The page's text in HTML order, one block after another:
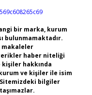
bir marka, kurum
bulunmamaktadır.
makaleler
haber niteliği
hakkında
ve kişiler ile isim
bilgiler